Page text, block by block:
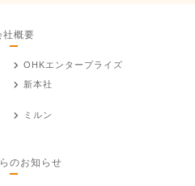
社概要
OHKエンタープライズ
新本社
ミルン
のお知らせ